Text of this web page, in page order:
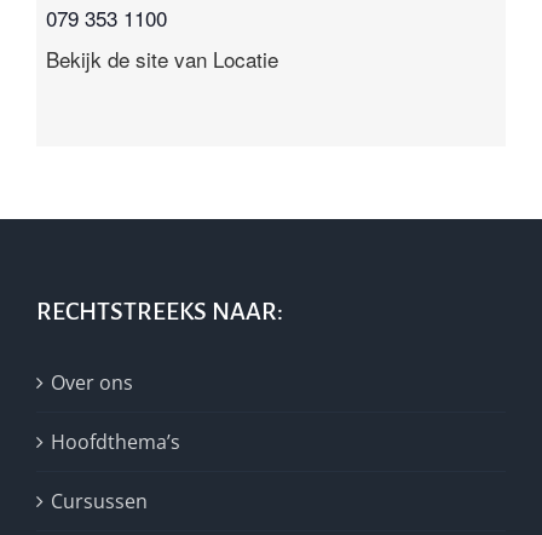
079 353 1100
Bekijk de site van Locatie
RECHTSTREEKS NAAR:
Over ons
Hoofdthema’s
Cursussen